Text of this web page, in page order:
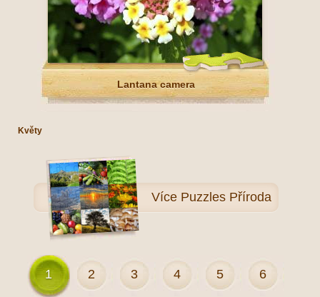
Lantana camera
Květy
Více Puzzles Příroda
1 2 3 4 5 6